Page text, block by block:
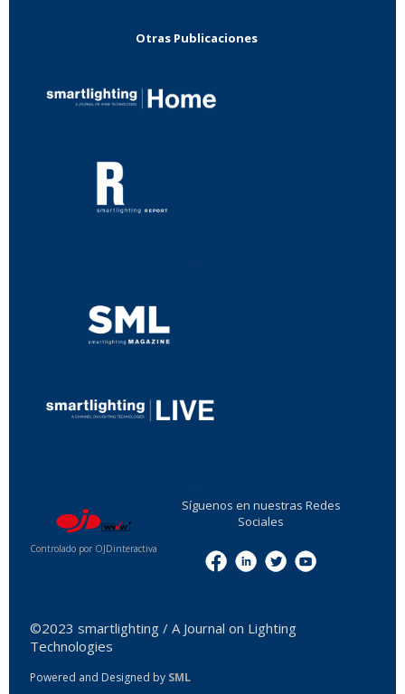
Otras Publicaciones
Controlado por OJDinteractiva
Síguenos en nuestras Redes
Sociales
©2023 smartlighting / A Journal on Lighting
Technologies
Powered and Designed by SML